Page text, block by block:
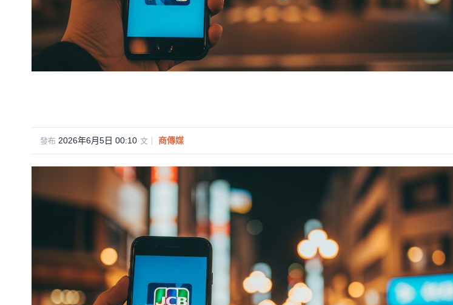
發布 2026年6月5日 00:10·文｜ 商傳媒